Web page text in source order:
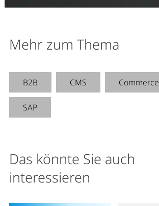
Mehr zum Thema
B2B CMS Commerce
SAP
Das könnte Sie auch
interessieren